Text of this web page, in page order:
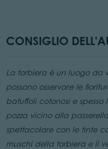
CONSIGLIO
La torbiera è un luogo da
possono osservare le
batuffoli cotonosi e
pozza vicino alla
spettacolare con le tinte
muschi della torbiera e il